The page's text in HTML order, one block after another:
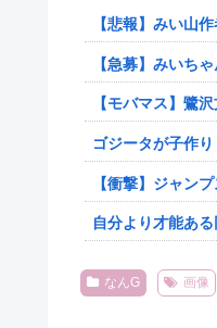
【悲報】みい山
【急募】みいち
【モバマス】鷺
ゴジータが子作
なんG 画像